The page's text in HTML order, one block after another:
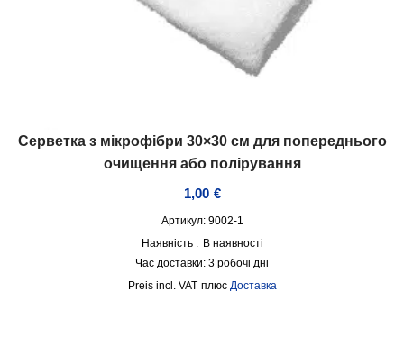
Серветка з мікрофібри 30×30 см для попереднього
очищення або полірування
1,00 €
Артикул: 9002-1
Наявність : В наявності
Час доставки: 3 робочі дні
incl. VAT плюс Доставка